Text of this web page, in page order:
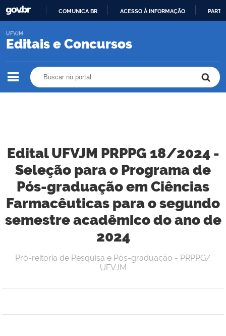
O
COMUNICA BR ACESSO À INFORMAÇÃO
Editais e Concursos
UFVJM
Edital UFVJM PRPPG 18/2024 -
Seleção para o Programa de
Pós-graduação em Ciências
Farmacêuticas para o segundo
semestre acadêmico do ano de
2024
Pró-reitoria de Pesquisa e Pós-graduação - PRPPG/
UFVJM